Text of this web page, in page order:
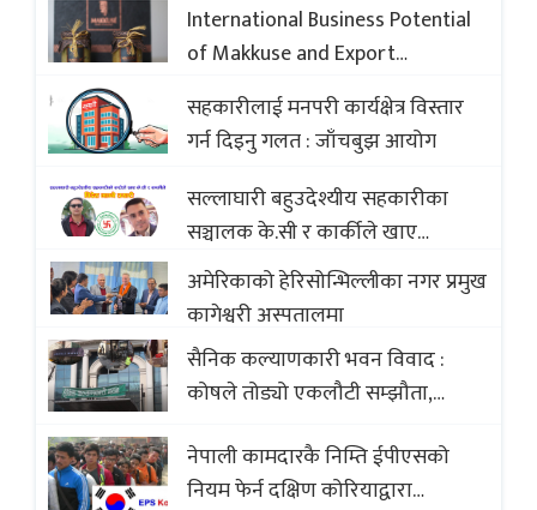
International Business Potential
of Makkuse and Export
Opportunities of Nepali Sweets
with Global Comparison to
Baklava
सहकारीलाई मनपरी कार्यक्षेत्र विस्तार
गर्न दिइनु गलत : जाँचबुझ आयोग
सल्लाघारी बहुउदेश्यीय सहकारीका
सञ्चालक के.सी र कार्कीले खाए
सदस्यको करोडौं बचत
अमेरिकाको हेरिसोन्भिल्लीका नगर प्रमुख
कागेश्वरी अस्पतालमा
सैनिक कल्याणकारी भवन विवाद :
कोषले तोड्यो एकलौटी सम्झौता,
(भिडियो)
नेपाली कामदारकै निम्ति ईपीएसको
नियम फेर्न दक्षिण कोरियाद्वारा